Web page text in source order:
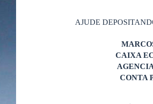
AJUDE
CAIXA
CONTA